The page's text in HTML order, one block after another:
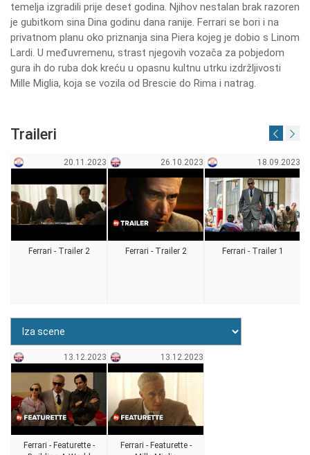
temelja izgradili prije deset godina. Njihov nestalan brak razoren
je gubitkom sina Dina godinu dana ranije. Ferrari se bori i na
privatnom planu oko priznanja sina Piera kojeg je dobio s Linom
Lardi. U međuvremenu, strast njegovih vozača za pobjedom
gura ih do ruba dok kreću u opasnu kultnu utrku izdržljivosti
Mille Miglia, koja se vozila od Brescie do Rima i natrag.
Traileri
20.11.2023
Ferrari - Trailer 2
26.10.2023
Ferrari - Trailer 2
18.09.2023
Ferrari - Trailer 1
13.12.2023
Ferrari - Featurette -
13.12.2023
Ferrari - Featurette -